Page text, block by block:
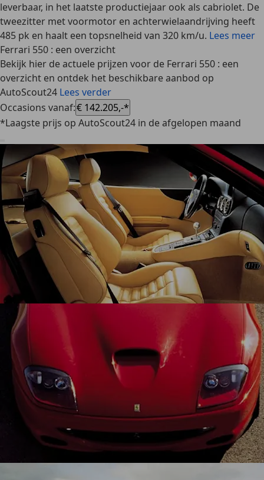
leverbaar, in het laatste productiejaar ook als cabriolet. De
tweezitter met voormotor en achterwielaandrijving heeft
485 pk en haalt een topsnelheid van 320 km/u. Lees meer
Ferrari 550 : een overzicht
Bekijk hier de actuele prijzen voor de Ferrari 550 : een
overzicht en ontdek het beschikbare aanbod op
AutoScout24 Lees verder
Occasions vanaf:€ 142.205,-*
*Laagste prijs op AutoScout24 in de afgelopen maand